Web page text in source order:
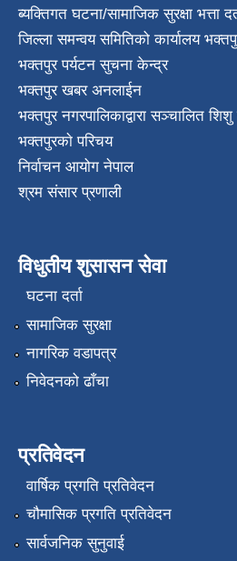
ब्यक्तिगत घटना/सामाजिक सुरक्षा भत्ता
जिल्ला समन्वय समितिको कार्यालय
भक्तपुर पर्यटन सुचना केन्द्र
भक्तपुर खबर अनलाईन
भक्तपुर नगरपालिकाद्वारा सञ्चालित
भक्तपुरकाे परिचय
निर्वाचन आयोग नेपाल
श्रम संसार प्रणाली
विधुतीय शुसासन सेवा
घटना दर्ता
सामाजिक सुरक्षा
नागरिक वडापत्र
निवेदनको ढाँचा
प्रतिवेदन
वार्षिक प्रगति प्रतिवेदन
चौमासिक प्रगति प्रतिवेदन
सार्वजनिक सुनुवाई